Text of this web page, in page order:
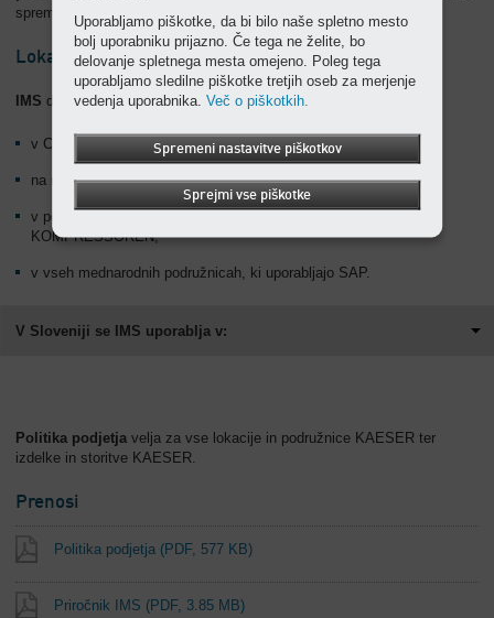
spremenjenim okvirnim pogojem.
Lokacije
IMS družbe KAESER KOMPRESSOREN SE se uporablja
v Coburgu,
na naših nemških lokacijah,
v povezanih družbah za operativno upravljanje KAESER
KOMPRESSOREN,
v vseh mednarodnih podružnicah, ki uporabljajo SAP.
V Sloveniji se IMS uporablja v:
Politika podjetja velja za vse lokacije in podružnice KAESER ter
izdelke in storitve KAESER.
Prenosi
Politika podjetja (PDF, 577 KB)
Priročnik IMS (PDF, 3.85 MB)
Uporabljamo piškotke, da bi bilo naše spletno mesto
bolj uporabniku prijazno. Če tega ne želite, bo
delovanje spletnega mesta omejeno. Poleg tega
uporabljamo sledilne piškotke tretjih oseb za merjenje
vedenja uporabnika.Več o piškotkih.
Spremeni nastavitve piškotkov
Sprejmi vse piškotke